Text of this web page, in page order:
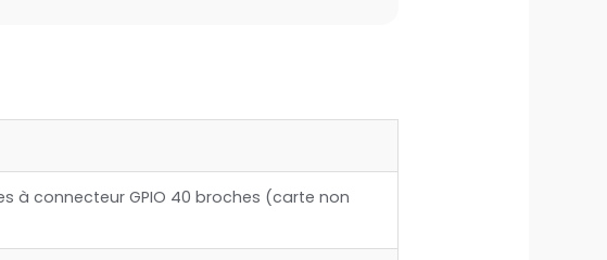
à connecteur GPIO 40 broches (carte non